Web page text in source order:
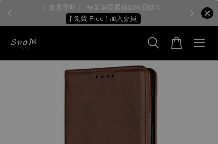
［ 會員專屬 ］ 每筆消費累積10%回饋金
[ 免費 Free ] 加入會員